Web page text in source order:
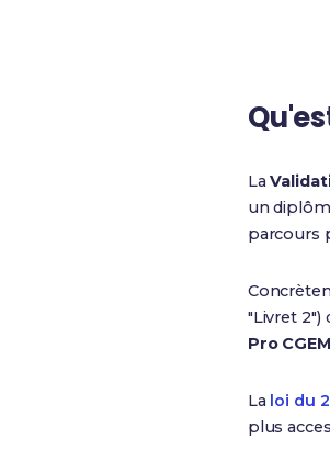
La
un
parcours
"Livret
Pro
La loi du
plus